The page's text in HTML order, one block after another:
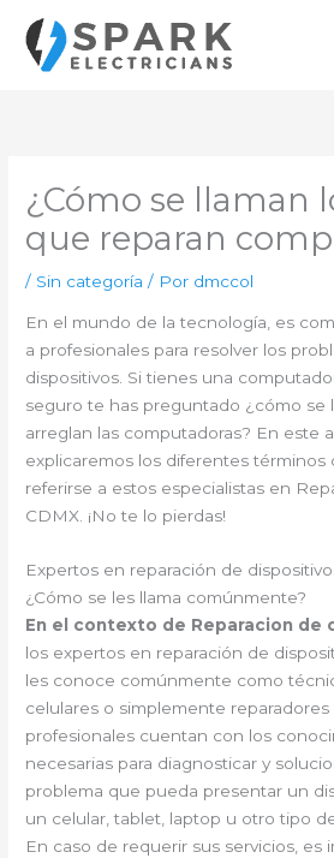
contenido
¿Cómo se llaman
que reparan
/ Sin categoría / Por dmccol
En el mundo de la tecnología, es
a profesionales para resolver los
dispositivos. Si tienes una
seguro te has preguntado ¿cómo se
arreglan las computadoras? En este
explicaremos los diferentes términos
referirse a estos especialistas en
CDMX. ¡No te lo pierdas!
Expertos en reparación de
¿Cómo se les llama comúnmente?
En el contexto de Reparacion de
los expertos en reparación de
les conoce comúnmente como
celulares o simplemente
profesionales cuentan con los
necesarias para diagnosticar y
problema que pueda presentar un
un celular, tablet, laptop u otro tipo
En caso de requerir sus servicios, es